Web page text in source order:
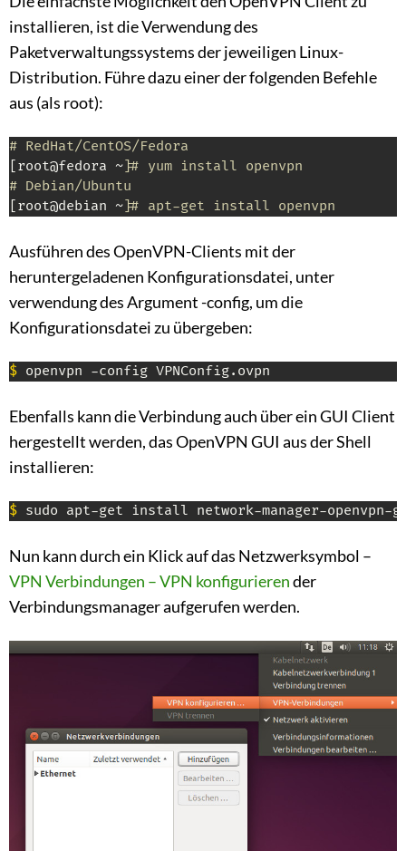
installieren, ist die Verwendung des
Paketverwaltungssystems der jeweiligen Linux-
Distribution. Führe dazu einer der folgenden Befehle
aus (als root):
# RedHat/CentOS/Fedora
[root@fedora ~]# yum install openvpn
# Debian/Ubuntu
[root@debian ~]# apt-get install openvpn
Ausführen des OpenVPN-Clients mit der
heruntergeladenen Konfigurationsdatei, unter
verwendung des Argument -config, um die
Konfigurationsdatei zu übergeben:
$ openvpn -config VPNConfig.ovpn
Ebenfalls kann die Verbindung auch über ein GUI Client
hergestellt werden, das OpenVPN GUI aus der Shell
installieren:
$ sudo apt-get install network-manager-openvpn-
Nun kann durch ein Klick auf das Netzwerksymbol –
VPN Verbindungen – VPN konfigurierender
Verbindungsmanager aufgerufen werden.